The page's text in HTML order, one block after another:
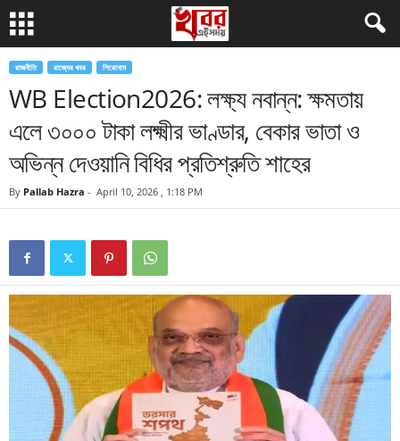
রাজনীতি রাজ্যের খবর শিরোনাম
WB Election2026: লক্ষ্য নবান্ন: ক্ষমতায়
এলে ৩০০০ টাকা লক্ষ্মীর ভাণ্ডার, বেকার ভাতা ও
অভিন্ন দেওয়ানি বিধির প্রতিশ্রুতি শাহের
By Pallab Hazra - April 10, 2026 , 1:18 PM